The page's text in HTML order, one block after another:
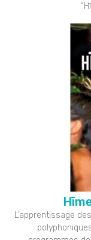
L’apprentissage